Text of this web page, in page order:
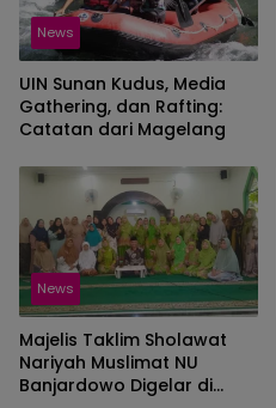
News
UIN Sunan Kudus, Media
Gathering, dan Rafting:
Catatan dari Magelang
News
Majelis Taklim Sholawat
Nariyah Muslimat NU
Banjardowo Digelar di